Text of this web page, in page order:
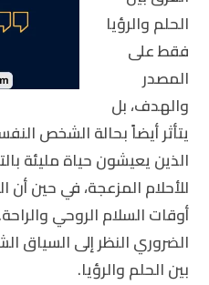
الحلم والرؤيا
فقط على
المصدر
والهدف، بل
يتأثر أيضاً بحالة الشخص
الذين يعيشون حياة مليئة
للأحلام المزعجة، في حين أن
أوقات السلام الروحي
الضروري النظر إلى السياق
بين الحلم والرؤيا.